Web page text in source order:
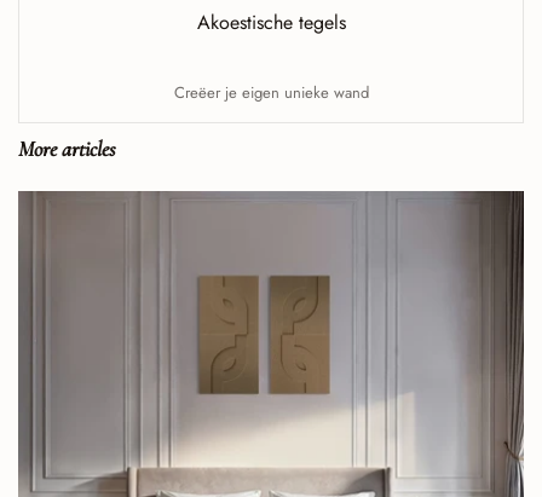
Akoestische tegels
Creëer je eigen unieke wand
More articles